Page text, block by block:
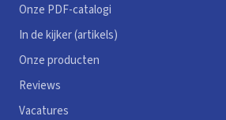
Onze PDF-catalogi
In de kijker (artikels)
Onze producten
Reviews
Vacatures